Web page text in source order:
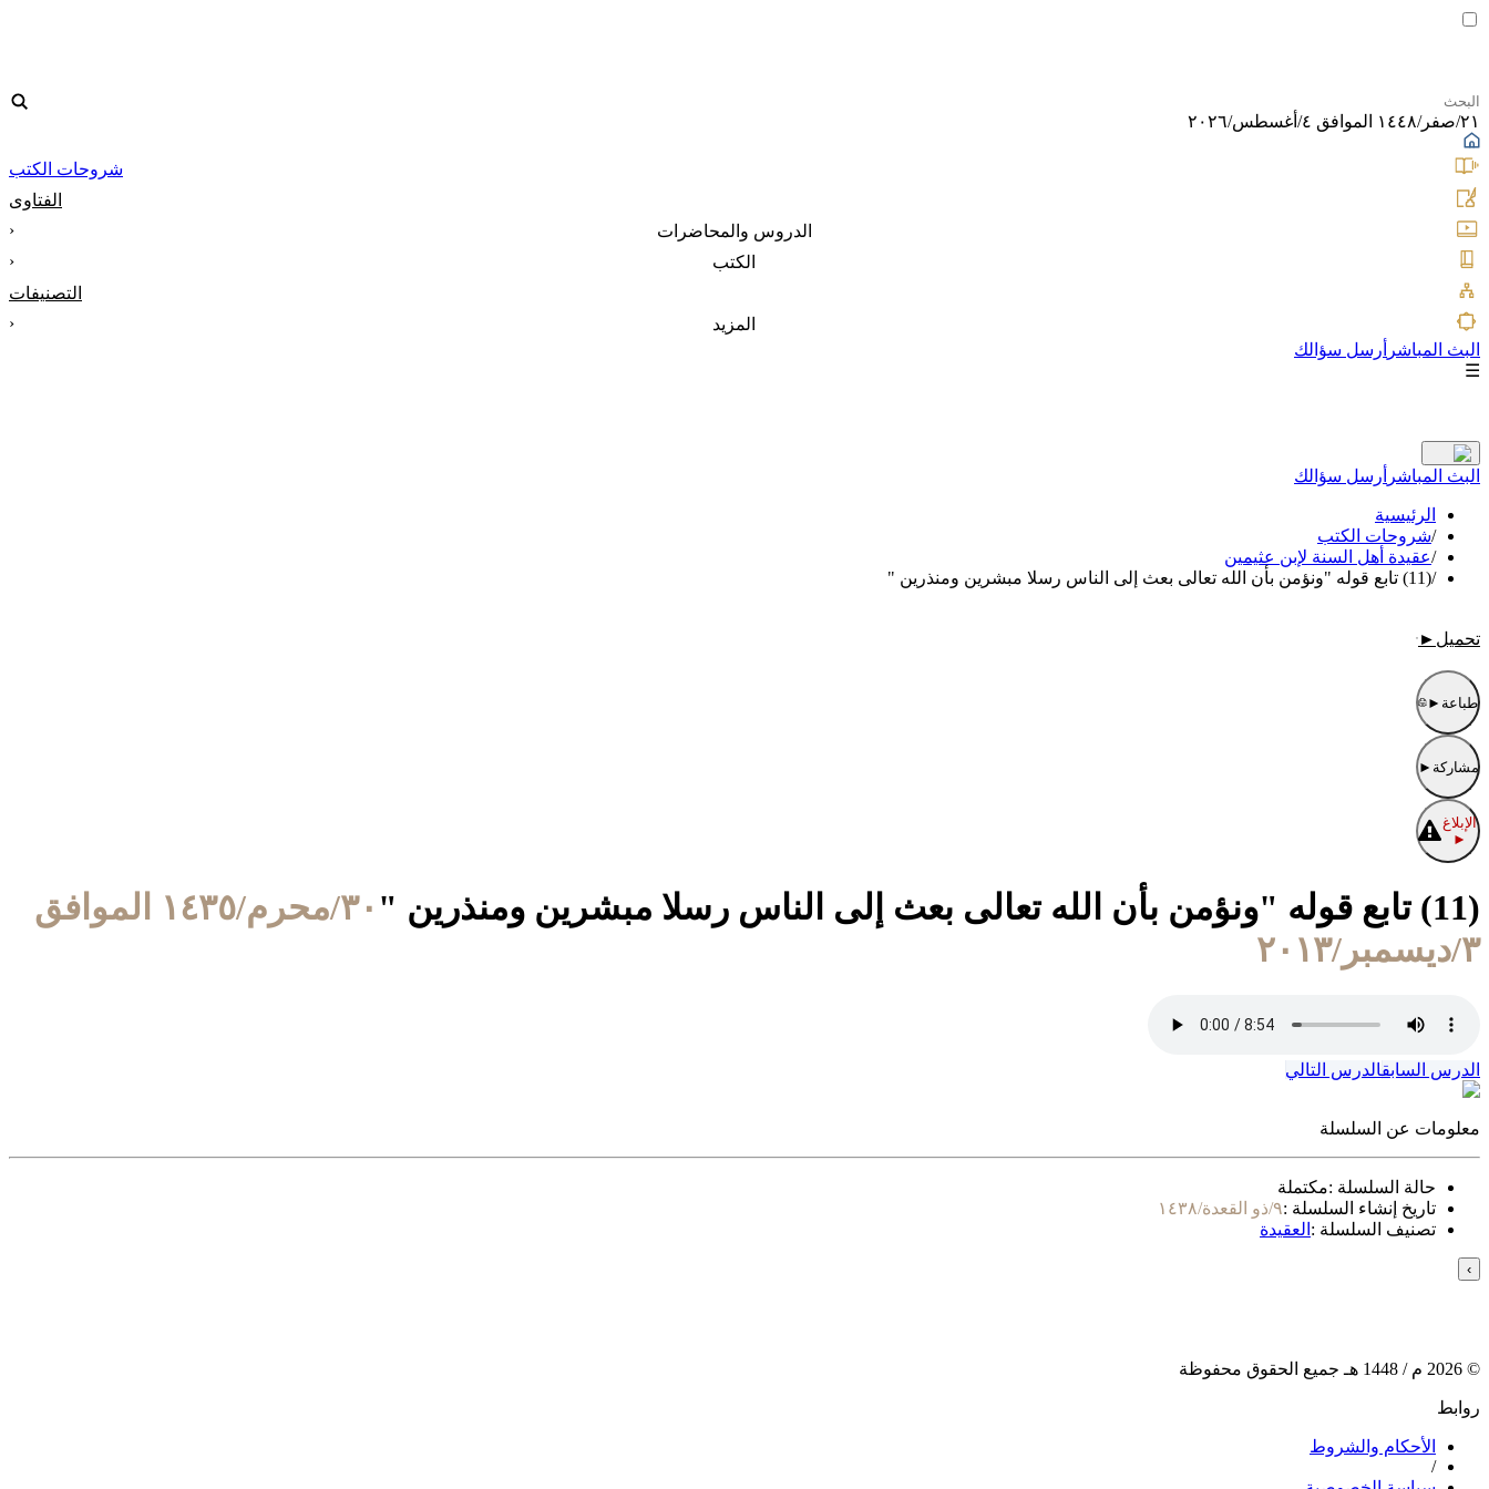
٢١/صفر/١٤٤٨ الموافق ٤/أغسطس/٢٠٢٦
شروحات الكتب
الفتاوى
الدروس والمحاضرات
‹
الكتب
‹
التصنيفات
المزيد
‹
البث المباشر أرسل سؤالك
☰
البث المباشر أرسل سؤالك
الرئيسية
/شروحات الكتب
/عقيدة أهل السنة لإبن عثيمين
/(11) تابع قوله "ونؤمن بأن الله تعالى بعث إلى الناس رسلا مبشرين ومنذرين "
تحميل ►
طباعة ►
مشاركة ►
الإبلاغ
►
(11) تابع قوله "ونؤمن بأن الله تعالى بعث إلى الناس رسلا مبشرين ومنذرين "
٣٠/محرم/١٤٣٥ الموافق
٣/ديسمبر/٢٠١٣
الدرس السابقالدرس التالي
معلومات عن السلسلة
حالة السلسلة :مكتملة
تاريخ إنشاء السلسلة :٩/ذو القعدة/١٤٣٨
تصنيف السلسلة : العقيدة
›
©
2026 م / 1448 هـ جميع الحقوق محفوظة
روابط
الأحكام والشروط
/